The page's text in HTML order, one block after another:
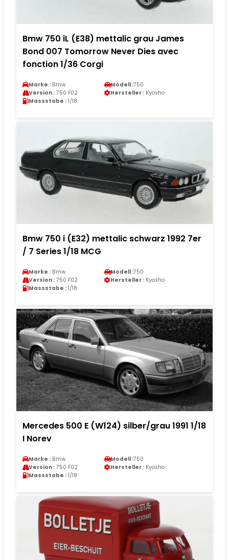
Bmw 750 iL (E38) mettalic grau James
Bond 007 Tomorrow Never Dies avec
fonction 1/36 Corgi
Marke : Bmw Modell :750
Version : 750 F02 Hersteller : Kyosho
Massstabe : 1/18
Bmw 750 i (E32) mettalic schwarz 1992 7er
/ 7 Series 1/18 MCG
Marke : Bmw Modell :750
Version : 750 F02 Hersteller : Kyosho
Massstabe : 1/18
Mercedes 500 E (W124) silber/grau 1991 1/18
I Norev
Marke : Bmw Modell :750
Version : 750 F02 Hersteller : Kyosho
Massstabe : 1/18